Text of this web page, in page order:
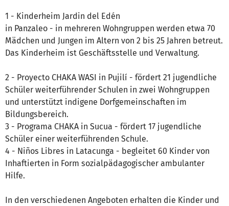
1 - Kinderheim Jardin del Edén
in Panzaleo - in mehreren Wohngruppen werden etwa 70
Mädchen und Jungen im Altern von 2 bis 25 Jahren betreut.
Das Kinderheim ist Geschäftsstelle und Verwaltung.
2 - Proyecto CHAKA WASI in Pujilí - fördert 21 jugendliche
Schüler weiterführender Schulen in zwei Wohngruppen
und unterstützt indigene Dorfgemeinschaften im
Bildungsbereich.
3 - Programa CHAKA in Sucua - fördert 17 jugendliche
Schüler einer weiterführenden Schule.
4 - Niños Libres in Latacunga - begleitet 60 Kinder von
Inhaftierten in Form sozialpädagogischer ambulanter
Hilfe.
In den verschiedenen Angeboten erhalten die Kinder und